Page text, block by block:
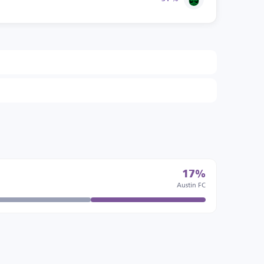
17%
Austin FC